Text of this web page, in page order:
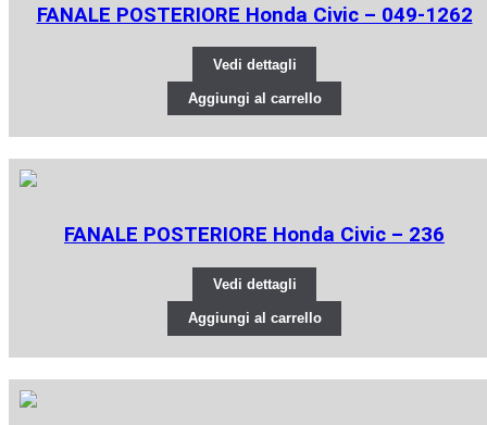
FANALE POSTERIORE Honda Civic – 049-1262
Vedi dettagli
Aggiungi al carrello
FANALE POSTERIORE Honda Civic – 236
Vedi dettagli
Aggiungi al carrello